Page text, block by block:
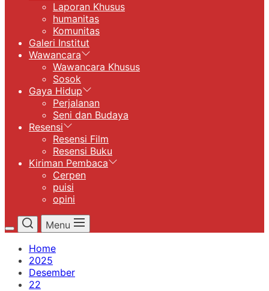
Laporan Khusus
humanitas
Komunitas
Galeri Institut
Wawancara
Wawancara Khusus
Sosok
Gaya Hidup
Perjalanan
Seni dan Budaya
Resensi
Resensi Film
Resensi Buku
Kiriman Pembaca
Cerpen
puisi
opini
Menu
Home
2025
Desember
22